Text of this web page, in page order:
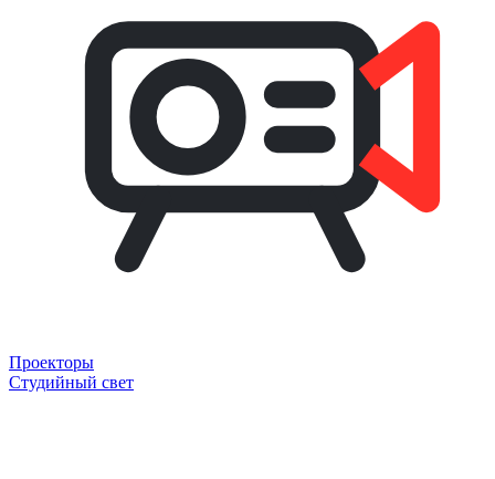
Проекторы
Студийный свет